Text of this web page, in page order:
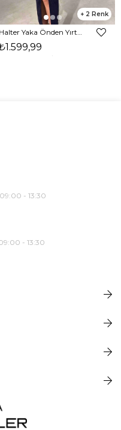
2
Halter Yaka Önden Yırtmaçlı Midi Boy Lacivert Hasre Kadın Elbise 26Y502
- 13:30
- 13:30